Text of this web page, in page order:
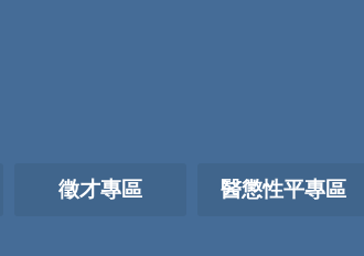
徵才專區 醫懲性平專區